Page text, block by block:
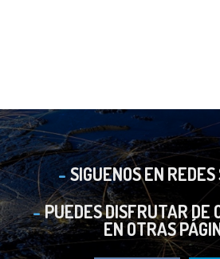
SIGUENOS EN
PUEDES DISFRUTAR DE
EN OTRAS